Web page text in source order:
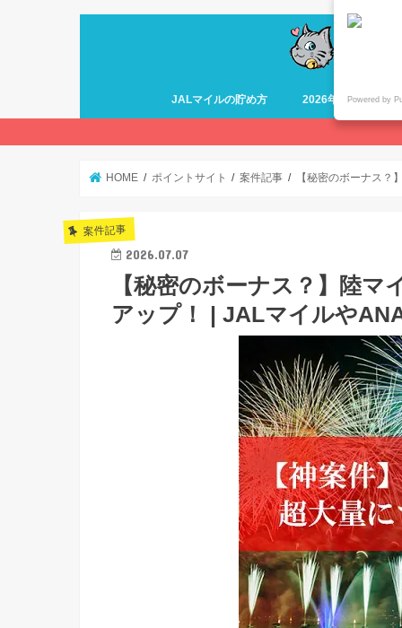
JALマイルの貯め方 2026年最新 ANAマ
HOME ポイントサイト 案件記事 【秘密のボーナス？
案件記事
2026.07.07
【秘密のボーナス？】陸
アップ！ | JALマイルや
Powered by